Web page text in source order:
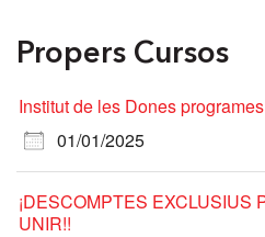
Propers Cursos
Institut de les Dones
01/01/2025
¡DESCOMPTES EXCLUSIUS
UNIR!!